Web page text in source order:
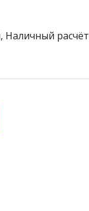
Наличный расчёт